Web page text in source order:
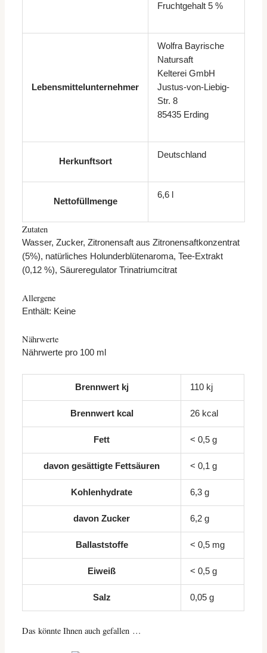
Fruchtgehalt 5 %
Lebensmittelunternehmer
Wolfra Bayrische
Natursaft
Kelterei GmbH
Justus-von-Liebig-
Str. 8
85435 Erding
Herkunftsort
Deutschland
Nettofüllmenge
6,6 l
Zutaten
Wasser, Zucker, Zitronensaft aus Zitronensaftkonzentrat
(5%), natürliches Holunderblütenaroma, Tee-Extrakt
(0,12 %), Säureregulator Trinatriumcitrat
Allergene
Enthält: Keine
Nährwerte
Nährwerte pro 100 ml
Brennwert kj 110 kj
Brennwert kcal 26 kcal
Fett < 0,5 g
davon gesättigte Fettsäuren < 0,1 g
Kohlenhydrate 6,3 g
davon Zucker 6,2 g
Ballaststoffe < 0,5 mg
Eiweiß < 0,5 g
Salz 0,05 g
Das könnte Ihnen auch gefallen …